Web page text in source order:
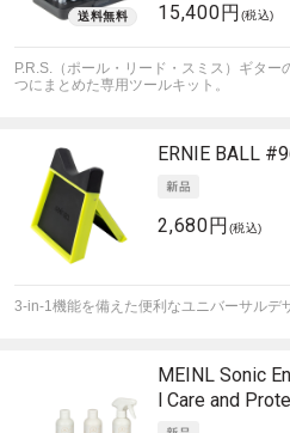
15,400円 (税込)
P.R.S.（ポール・リード・スミス）ギタ
つにまとめた専用ツールキット。
ERNIE BALL
2,680円 (税込)
3-in-1機能を備えた便利なユニバーサルデ
MEINL Sonic
l Care and